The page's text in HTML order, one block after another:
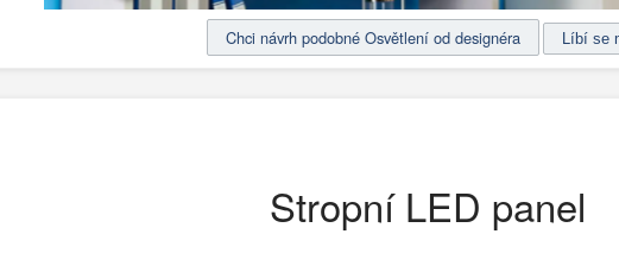
Chci návrh podobné Osvětlení od designéra
Stropní LED panel